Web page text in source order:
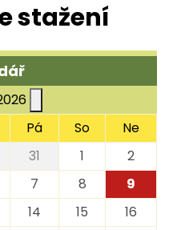
stažení
Pá So
Ne
31 1
2
7 8
9
14 15
16